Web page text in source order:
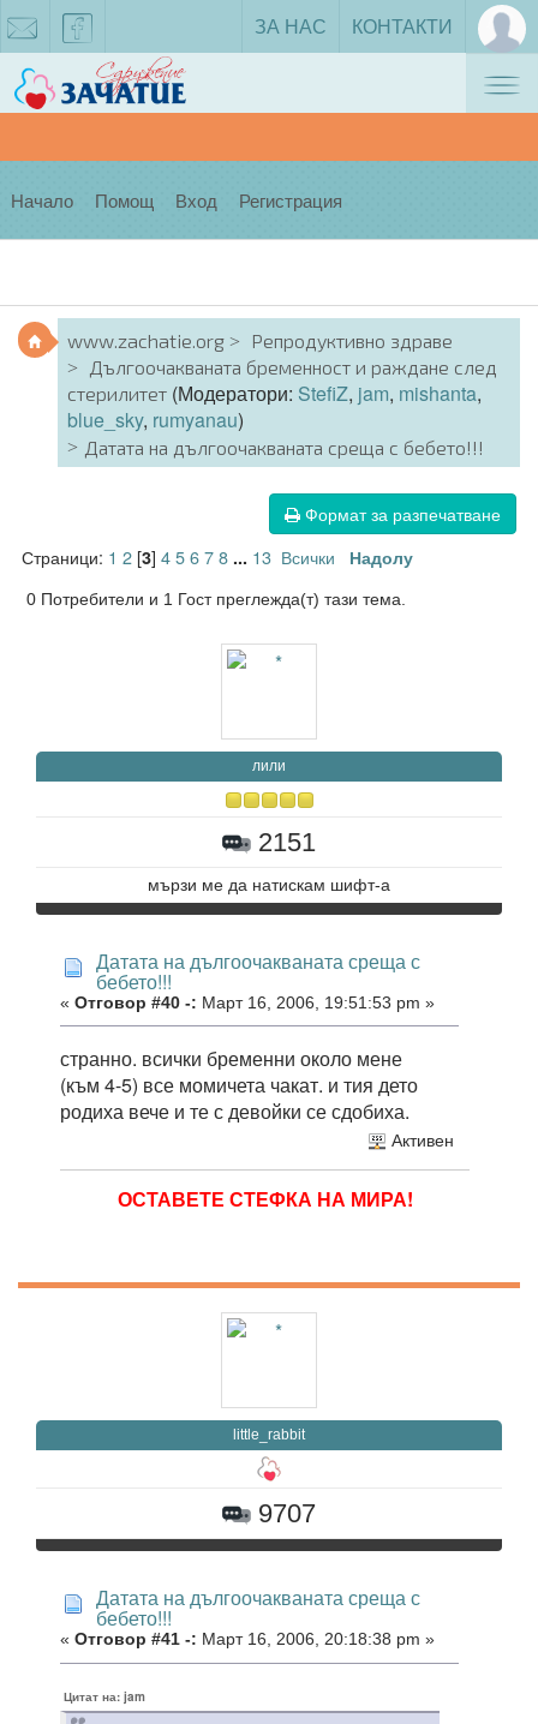
facebook
ЗА НАС КОНТАКТИ
Начало Помощ Вход Регистрация
www.zachatie.org
Репродуктивно здраве
Дългоочакваната бременност и раждане след
стерилитет(Модератори: StefiZ, jam, mishanta,
blue_sky, rumyanau)
Датата на дългоочакваната среща с бебето!!!
Формат за разпечатване
Страници: 1 2[3] 45678 ... 13 Всички Надолу
0 Потребители и 1 Гост преглежда(т) тази тема.
лили
2151
мързи ме да натискам шифт-а
Датата на дългоочакваната среща с
бебето!!!
« Отговор #40 -: Март 16, 2006, 19:51:53 pm »
странно. всички бременни около мене
(към 4-5) все момичета чакат. и тия дето
родиха вече и те с девойки се сдобиха.
Активен
ОСТАВЕТЕ СТЕФКА НА МИРА!
little_rabbit
9707
Датата на дългоочакваната среща с
бебето!!!
« Отговор #41 -: Март 16, 2006, 20:18:38 pm »
Цитат на: jam